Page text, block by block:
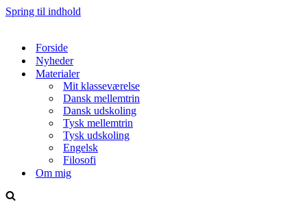
Spring til indhold
Forside
Nyheder
Materialer
Mit klasseværelse
Dansk mellemtrin
Dansk udskoling
Tysk mellemtrin
Tysk udskoling
Engelsk
Filosofi
Om mig